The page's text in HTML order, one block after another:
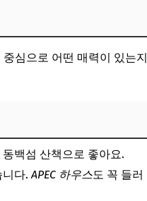
심으로 어떤 매력이 있는지
백섬 산책으로 좋아요.
니다.APEC 하우스도 꼭 들러